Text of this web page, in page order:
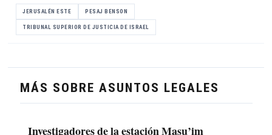
JERUSALÉN ESTE PESAJ BENSON
TRIBUNAL SUPERIOR DE JUSTICIA DE ISRAEL
MÁS SOBRE ASUNTOS LEGALES
Investigadores de la estación Masu’im